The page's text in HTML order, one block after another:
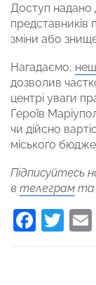
Доступ надано
представників
зміни або
Нагадаємо,
дозволив
центрі уваги
Героїв
чи дійсно
міського
Підписуйтесь
в телеграм та